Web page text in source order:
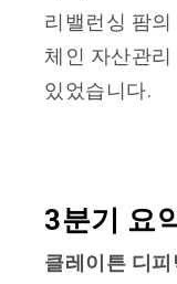
리밸런싱 팜
체인 자산관
있었습니다.
3분기 요
클레이튼 디